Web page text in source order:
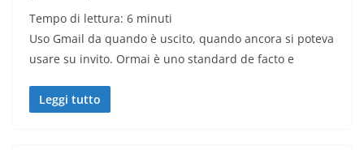
Tempo di lettura: 6 minuti
Uso Gmail da quando è uscito, quando ancora si poteva
usare su invito. Ormai è uno standard de facto e
Leggi tutto